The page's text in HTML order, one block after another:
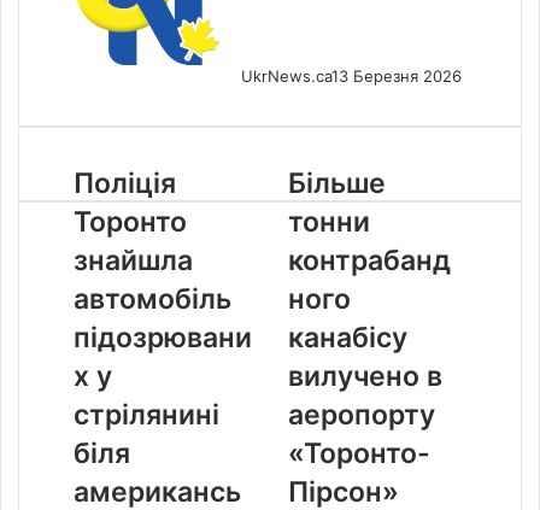
UkrNews.ca13 Березня 2026
Поліція
Торонто
знайшла
автомобіль
підозрюваних
у
стрілянині
біля
американського
консульства
Поліція
Торонто
знайшла
автомобіль
підозрювани
х у
стрілянині
біля
американсь
Більше
тонни
контрабандного
канабісу
вилучено
в
аеропорту
«Торонто-
Пірсон»
Більше
тонни
контрабанд
ного
канабісу
вилучено в
аеропорту
«Торонто-
Пірсон»